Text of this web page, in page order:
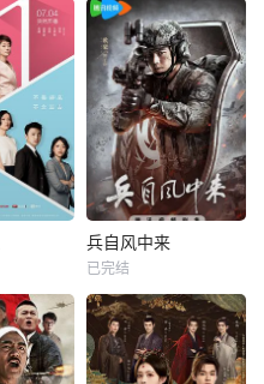
兵自风中来
已完结